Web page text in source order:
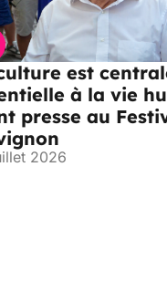
est
à la vie
presse au
2026